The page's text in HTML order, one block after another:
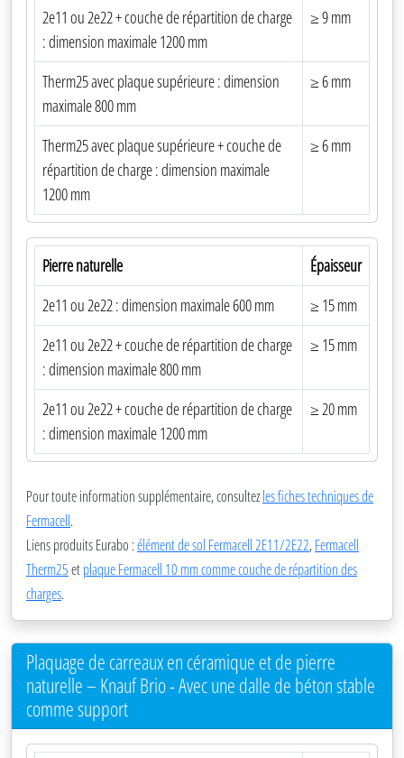
2e11 ou 2e22 + couche de répartition de charge
: dimension maximale 1200 mm
≥ 9 mm
Therm25 avec plaque supérieure : dimension
maximale 800 mm
≥ 6 mm
Therm25 avec plaque supérieure + couche de
répartition de charge : dimension maximale
1200 mm
≥ 6 mm
Pierre naturelle
Épaisseur
2e11 ou 2e22 : dimension maximale 600 mm
≥ 15 mm
2e11 ou 2e22 + couche de répartition de charge
: dimension maximale 800 mm
≥ 15 mm
2e11 ou 2e22 + couche de répartition de charge
: dimension maximale 1200 mm
≥ 20 mm
Pour toute information supplémentaire, consultezles fiches techniques de
Fermacell.
Liens produits Eurabo :élément de sol Fermacell 2E11/2E22,Fermacell
Therm25etplaque Fermacell 10 mm comme couche de répartition des
charges.
Plaquage de carreaux en céramique et de pierre
naturelle – Knauf Brio - Avec une dalle de béton stable
comme support